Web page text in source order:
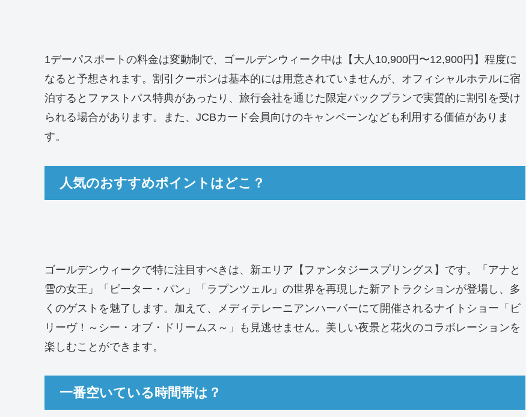
1デーパスポートの料金は変動制で、ゴールデンウィーク中は【大人10,900円〜12,900円】程度に
なると予想されます。割引クーポンは基本的には用意されていませんが、オフィシャルホテルに宿
泊するとファストパス特典があったり、旅行会社を通じた限定パックプランで実質的に割引を受け
られる場合があります。また、JCBカード会員向けのキャンペーンなども利用する価値がありま
す。
人気のおすすめポイントはどこ？
ゴールデンウィークで特に注目すべきは、新エリア【ファンタジースプリングス】です。「アナと
雪の女王」「ピーター・パン」「ラプンツェル」の世界を再現した新アトラクションが登場し、多
くのゲストを魅了します。加えて、メディテレーニアンハーバーにて開催されるナイトショー「ビ
リーヴ！～シー・オブ・ドリームス～」も見逃せません。美しい夜景と花火のコラボレーションを
楽しむことができます。
一番空いている時間帯は？